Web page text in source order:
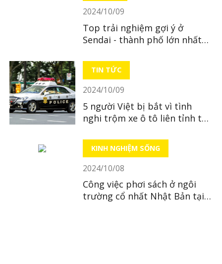
2024/10/09
Top trải nghiệm gợi ý ở
Sendai - thành phố lớn nhất
TIN TỨC
2024/10/09
5 người Việt bị bắt vì tình
nghi trộm xe ô tô liên tỉnh tại
KINH NGHIỆM SỐNG
2024/10/08
Công việc phơi sách ở ngôi
trường cổ nhất Nhật Bản tại